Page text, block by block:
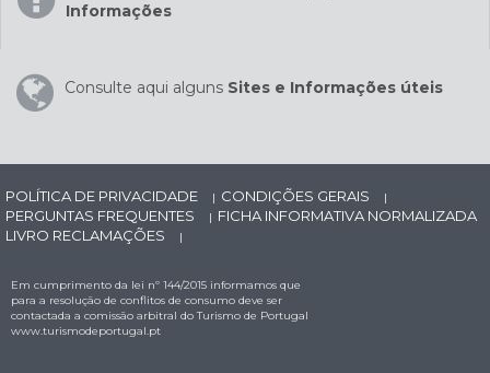
Informações
Consulte aqui alguns Sites e Informações úteis
POLÍTICA DE PRIVACIDADE | CONDIÇÕES GERAIS |
PERGUNTAS FREQUENTES | FICHA INFORMATIVA NORMALIZADA
LIVRO RECLAMAÇÕES
|
Em cumprimento da lei nº 144/2015 informamos que
para a resolução de conflitos de consumo deve ser
contactada a comissão arbitral do Turismo de Portugal
www.turismodeportugal.pt